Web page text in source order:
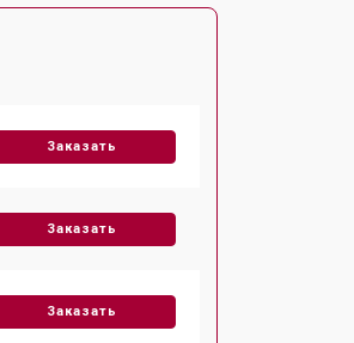
Заказать
Заказать
Заказать